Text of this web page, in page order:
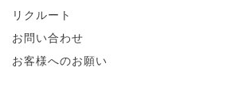
リクルート
お問い合わせ
お客様へのお願い